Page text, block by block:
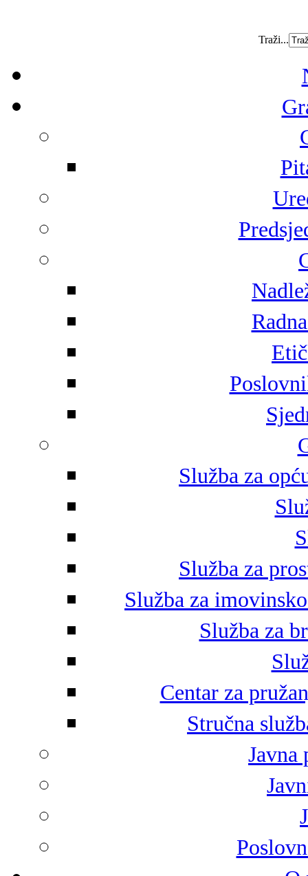
Traži...
Služba za
Služba za
Služba za
Služba za
Centar za
Stručna
Javna